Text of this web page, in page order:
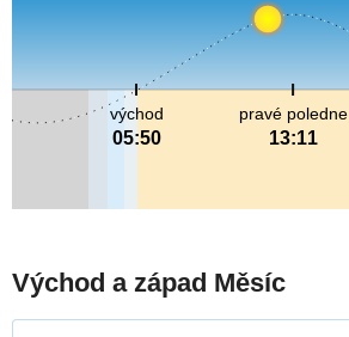
pravé poledne
13:11
východ
05:50
Východ a západ Měsíc